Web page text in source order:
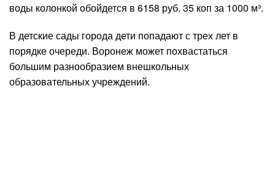
воды колонкой обойдется в 6158 руб. 35 коп за 1000 м³.
В детские сады города дети попадают с трех лет в
порядке очереди. Воронеж может похвастаться
большим разнообразием внешкольных
образовательных учреждений.